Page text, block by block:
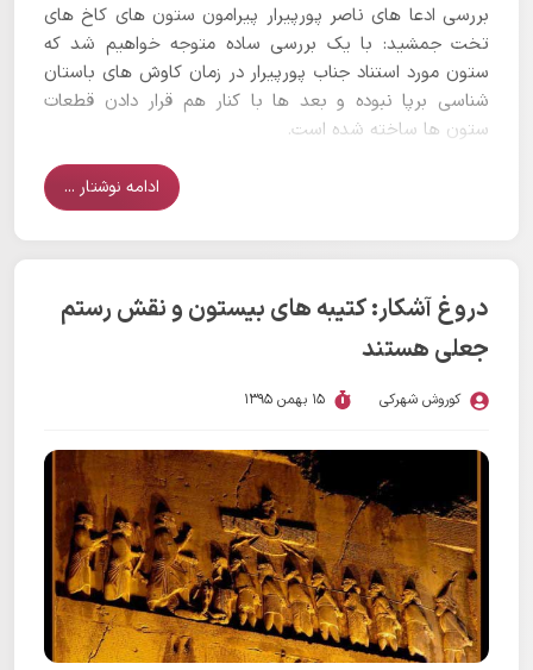
بررسی ادعا های ناصر پورپیرار پیرامون ستون های کاخ های
تخت جمشید: با یک بررسی ساده متوجه خواهیم شد که
ستون مورد استناد جناب پورپیرار در زمان کاوش های باستان
شناسی برپا نبوده و بعد ها با کنار هم قرار دادن قطعات
ستون ها ساخته شده است.
ادامه نوشتار ...
دروغ آشکار: کتیبه های بیستون و نقش رستم
جعلی هستند
کوروش شهرکی 15 بهمن 1395